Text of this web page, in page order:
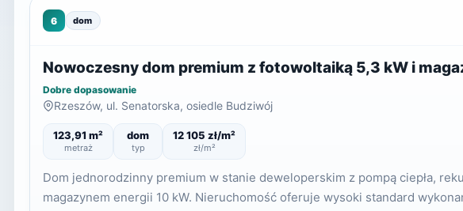
6 dom
Nowoczesny dom premium z fotowoltaiką 5,3 kW i
Dobre dopasowanie
Rzeszów, ul. Senatorska, osiedle Budziwój
123,91 m²
metraż
dom
typ
12 105 zł/m²
zł/m²
Dom jednorodzinny premium w stanie deweloperskim z pompą ciepła,
magazynem energii 10 kW. Nieruchomość oferuje wysoki standard